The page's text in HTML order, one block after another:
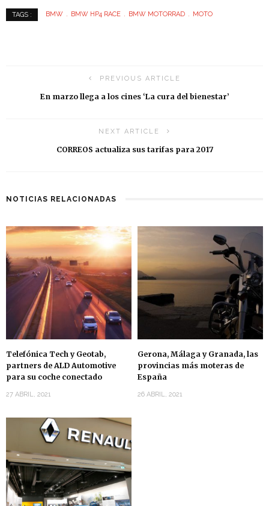
TAGS : BMW BMW HP4 RACE BMW MOTORRAD MOTO
PREVIOUS ARTICLE
En marzo llega a los cines ‘La cura del bienestar’
NEXT ARTICLE
CORREOS actualiza sus tarifas para 2017
NOTICIAS RELACIONADAS
Telefónica Tech y Geotab,
partners de ALD Automotive
para su coche conectado
27 ABRIL, 2021
Gerona, Málaga y Granada, las
provincias más moteras de
España
26 ABRIL, 2021